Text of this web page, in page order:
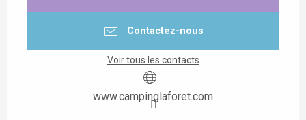
Contactez-nous
Voir tous les contacts
www.campinglaforet.com